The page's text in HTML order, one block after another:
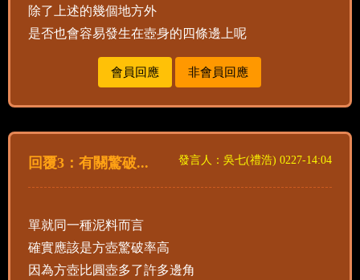
除了上述的幾個地方外
是否也會容易發生在壺身的四條邊上呢
會員回應 非會員回應
回覆3：有關驚破... 發言人：吳七(禮浩) 0227-14:04
單就同一種泥料而言
確實應該是方壺驚破率高
因為方壺比圓壺多了許多邊角